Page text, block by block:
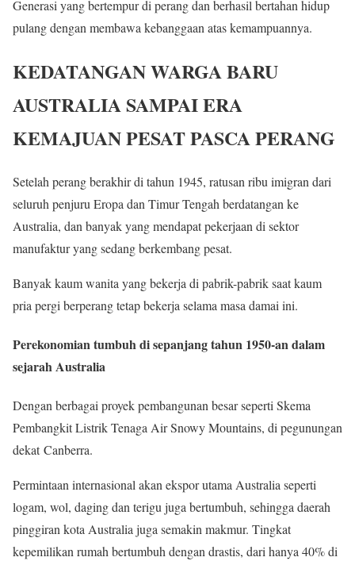
Generasi yang bertempur di perang dan berhasil bertahan hidup
pulang dengan membawa kebanggaan atas kemampuannya.
KEDATANGAN WARGA BARU
AUSTRALIA SAMPAI ERA
KEMAJUAN PESAT PASCA PERANG
Setelah perang berakhir di tahun 1945, ratusan ribu imigran dari
seluruh penjuru Eropa dan Timur Tengah berdatangan ke
Australia, dan banyak yang mendapat pekerjaan di sektor
manufaktur yang sedang berkembang pesat.
Banyak kaum wanita yang bekerja di pabrik-pabrik saat kaum
pria pergi berperang tetap bekerja selama masa damai ini.
Perekonomian tumbuh di sepanjang tahun 1950-an dalam
sejarah Australia
Dengan berbagai proyek pembangunan besar seperti Skema
Pembangkit Listrik Tenaga Air Snowy Mountains, di pegunungan
dekat Canberra.
Permintaan internasional akan ekspor utama Australia seperti
logam, wol, daging dan terigu juga bertumbuh, sehingga daerah
pinggiran kota Australia juga semakin makmur. Tingkat
kepemilikan rumah bertumbuh dengan drastis, dari hanya 40% di